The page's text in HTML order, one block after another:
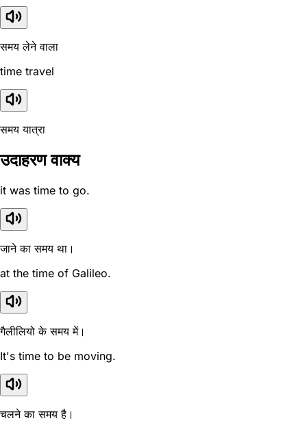
समय लेने वाला
time travel
समय यात्रा
उदाहरण वाक्य
it was time to go.
जाने का समय था।
at the time of Galileo.
गैलीलियो के समय में।
It's time to be moving.
चलने का समय है।